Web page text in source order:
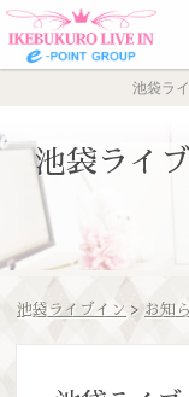
池袋ラ
池袋ライ
池袋ライブイン > お知